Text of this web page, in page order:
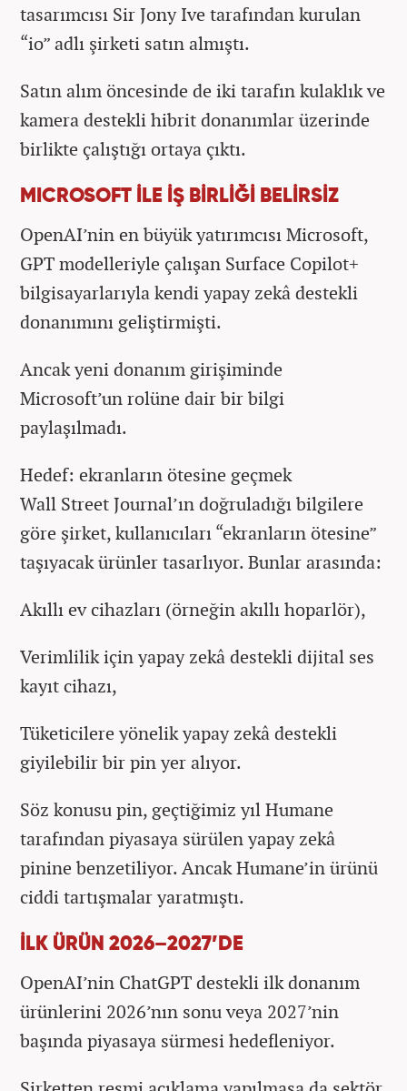
tasarımcısı Sir Jony Ive tarafından kurulan
“io” adlı şirketi satın almıştı.
Satın alım öncesinde de iki tarafın kulaklık ve
kamera destekli hibrit donanımlar üzerinde
birlikte çalıştığı ortaya çıktı.
MICROSOFT İLE İŞ BİRLİĞİ BELİRSİZ
OpenAI’nin en büyük yatırımcısı Microsoft,
GPT modelleriyle çalışan Surface Copilot+
bilgisayarlarıyla kendi yapay zekâ destekli
donanımını geliştirmişti.
Ancak yeni donanım girişiminde
Microsoft’un rolüne dair bir bilgi
paylaşılmadı.
Hedef: ekranların ötesine geçmek
Wall Street Journal’ın doğruladığı bilgilere
göre şirket, kullanıcıları “ekranların ötesine”
taşıyacak ürünler tasarlıyor. Bunlar arasında:
Akıllı ev cihazları (örneğin akıllı hoparlör),
Verimlilik için yapay zekâ destekli dijital ses
kayıt cihazı,
Tüketicilere yönelik yapay zekâ destekli
giyilebilir bir pin yer alıyor.
Söz konusu pin, geçtiğimiz yıl Humane
tarafından piyasaya sürülen yapay zekâ
pinine benzetiliyor. Ancak Humane’in ürünü
ciddi tartışmalar yaratmıştı.
İLK ÜRÜN 2026–2027’DE
OpenAI’nin ChatGPT destekli ilk donanım
ürünlerini 2026’nın sonu veya 2027’nin
başında piyasaya sürmesi hedefleniyor.